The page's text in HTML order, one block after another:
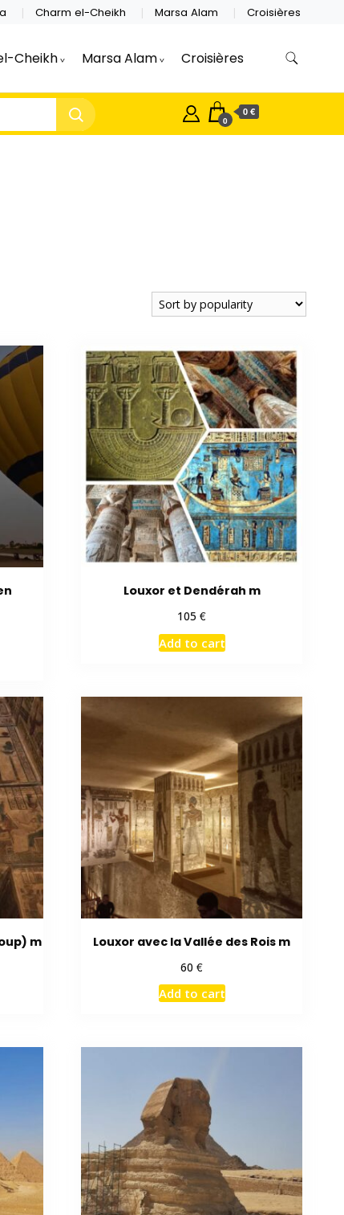
Charm el-Cheikh Marsa Alam Croisières
Cheikh Marsa Alam Croisières
0
0 €
Louxor et Dendérah m
105€
Add to cart
m Louxor avec la Vallée des Rois m
60€
Add to cart